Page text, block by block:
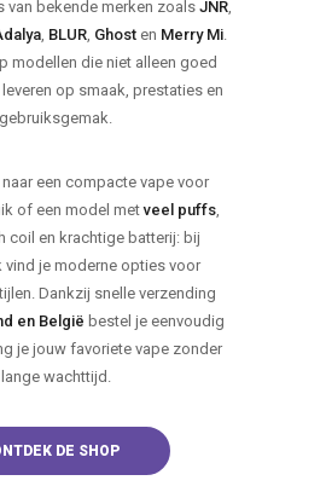
van bekende merken zoals JNR,
BLUR Ghost en Merry Mi
modellen die niet alleen goed
op smaak, prestaties en
gebruiksgemak.
een compacte vape voor
of een model metveel puffs,
coil en krachtige batterij: bij
vind je moderne opties voor
Dankzij snelle verzending
en België bestel je eenvoudig
je jouw favoriete vape zonder
lange wachttijd.
DE SHOP